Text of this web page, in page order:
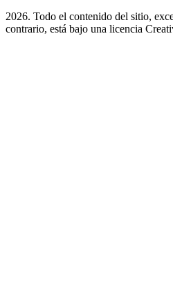
2026. Todo el contenido del sitio,
contrario, está bajo una licencia